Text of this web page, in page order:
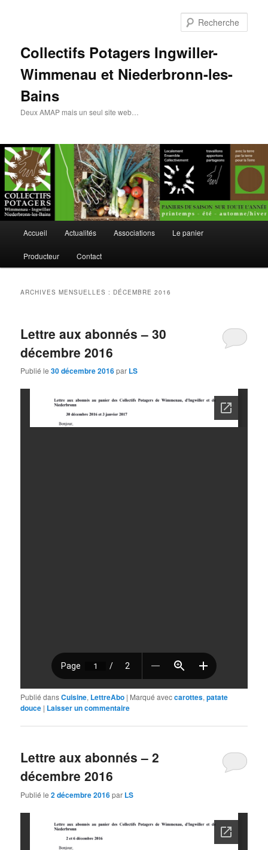
Collectifs Potagers Ingwiller-
Wimmenau et Niederbronn-les-
Bains
Deux AMAP mais un seul site web…
Aller
au
Aller
au
Accueil Actualités Associations Le panier
Producteur Contact
ARCHIVES MENSUELLES : DÉCEMBRE 2016
Lettre aux abonnés – 30
décembre 2016
Publié le30 décembre 2016par LS
Publié dansCuisine, LettreAbo | Marqué aveccarottes,patate
douce | Laisser un commentaire
Lettre aux abonnés – 2
décembre 2016
Publié le2 décembre 2016par LS